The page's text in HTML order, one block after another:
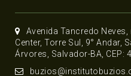
Avenida Tancredo
Center, Torre Sul, 9° Andar,
Árvores, Salvador-BA, CEP: